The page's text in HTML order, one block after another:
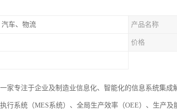
车、物流 产品名称
价格
家专注于企业及制造业信息化、智能化的信息系统集
行系统（MES系统）、全局生产效率（OEE）、生产